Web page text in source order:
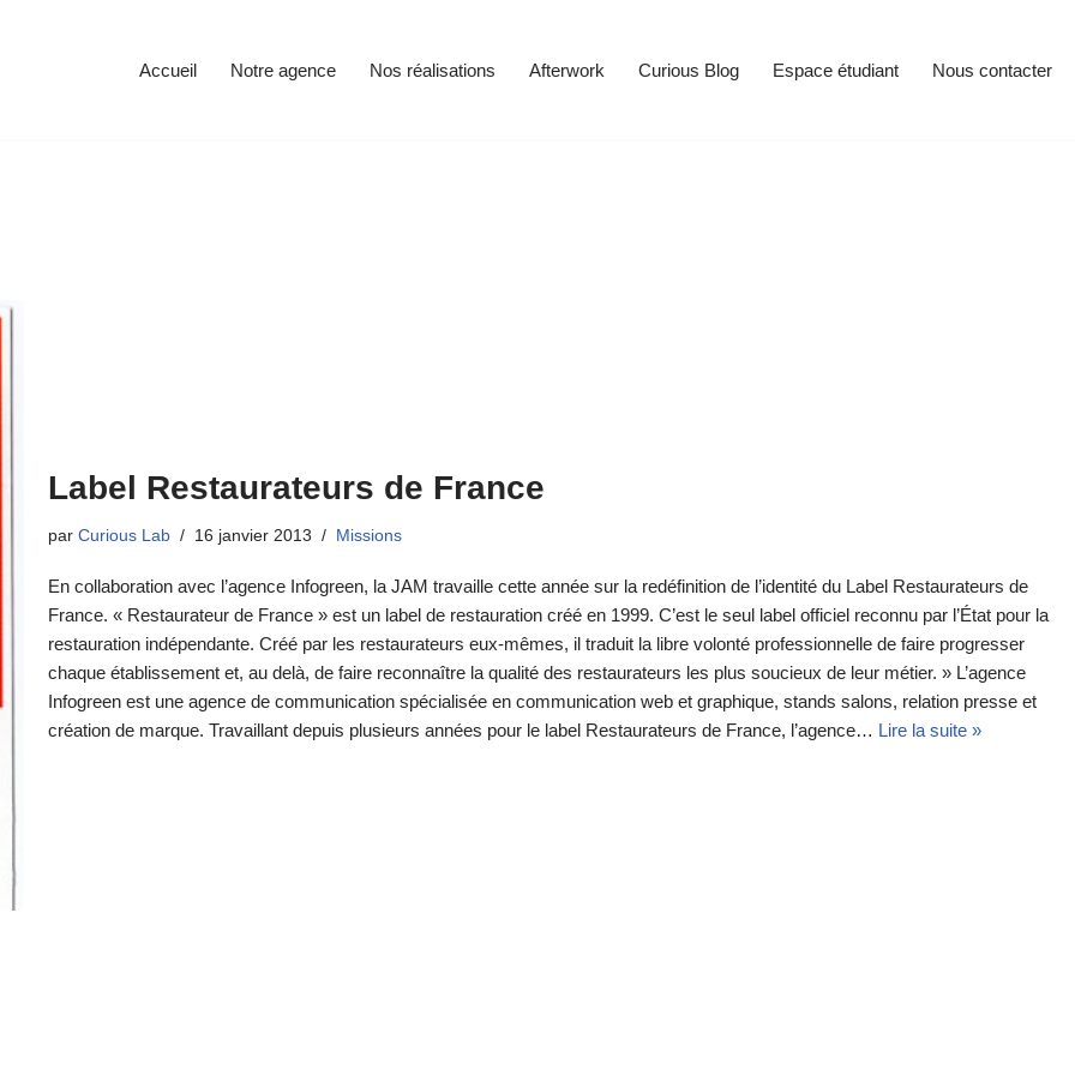
Accueil Notre agence Nos réalisations Afterwork Curious Blog Espace étudiant Nous contacter
Label Restaurateurs de France
par Curious Lab 16 janvier 2013 Missions
En collaboration avec l’agence Infogreen, la JAM travaille cette année sur la redéfinition de l’identité du Label Restaurateurs de
France. « Restaurateur de France » est un label de restauration créé en 1999. C’est le seul label officiel reconnu par l’État pour la
restauration indépendante. Créé par les restaurateurs eux-mêmes, il traduit la libre volonté professionnelle de faire progresser
chaque établissement et, au delà, de faire reconnaître la qualité des restaurateurs les plus soucieux de leur métier. » L’agence
Infogreen est une agence de communication spécialisée en communication web et graphique, stands salons, relation presse et
création de marque. Travaillant depuis plusieurs années pour le label Restaurateurs de France, l’agence… Lire la suite »